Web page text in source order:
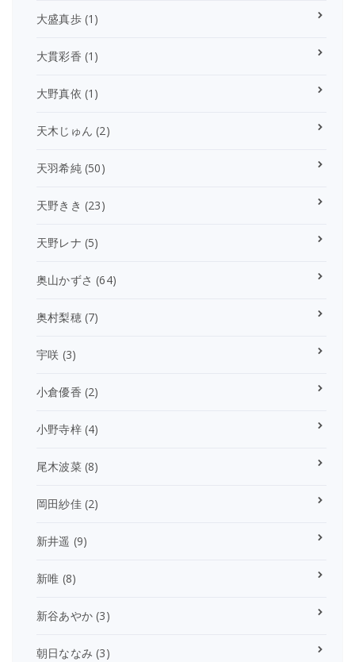
大盛真歩(1)
大貫彩香 (1)
大野真依 (1)
天木じゅん (2)
天羽希純(50)
天野きき (23)
天野レナ (5)
奥山かずさ (64)
奥村梨穂(7)
宇咲 (3)
小倉優香 (2)
小野寺梓(4)
尾木波菜(8)
岡田紗佳(2)
新井遥 (9)
新唯 (8)
新谷あやか (3)
朝日ななみ (3)